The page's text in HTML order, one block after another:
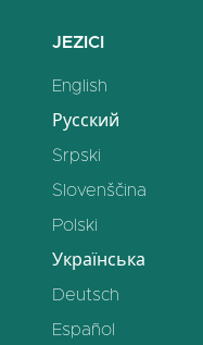
JEZICI
English
Русский
Srpski
Slovenščina
Polski
Українська
Deutsch
Español